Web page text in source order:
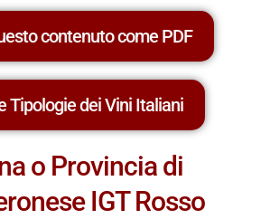
contenuto come PDF
Tipologie dei Vini Italiani
o Provincia di
IGT Rosso